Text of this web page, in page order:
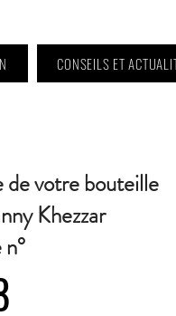
CONSEILS ET
de votre bouteille
Khezzar